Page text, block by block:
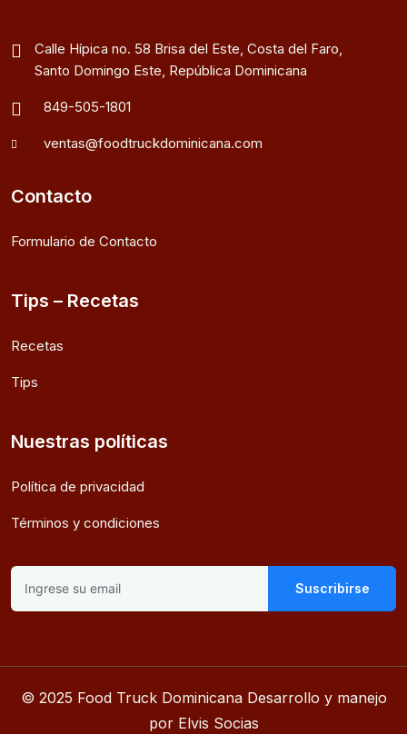
Calle Hípica no. 58 Brisa del Este, Costa del Faro,
Santo Domingo Este, República Dominicana
849-505-1801
ventas@foodtruckdominicana.com
Contacto
Formulario de Contacto
Tips – Recetas
Recetas
Tips
Nuestras políticas
Política de privacidad
Términos y condiciones
Suscribirse
© 2025 Food Truck Dominicana Desarrollo y manejo
por Elvis Socias